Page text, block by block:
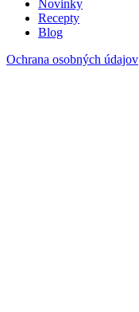
Novinky
Recepty
Blog
Ochrana osobných údajov